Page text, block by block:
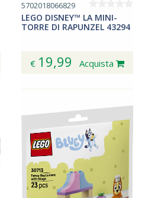
5702018066829
LEGO DISNEY™ LA MINI-
TORRE DI RAPUNZEL 43294
€ 19,99 Acquista